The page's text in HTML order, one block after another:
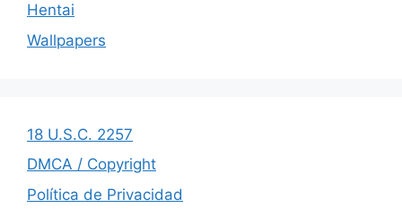
Hentai
Wallpapers
18 U.S.C. 2257
DMCA / Copyright
Política de Privacidad